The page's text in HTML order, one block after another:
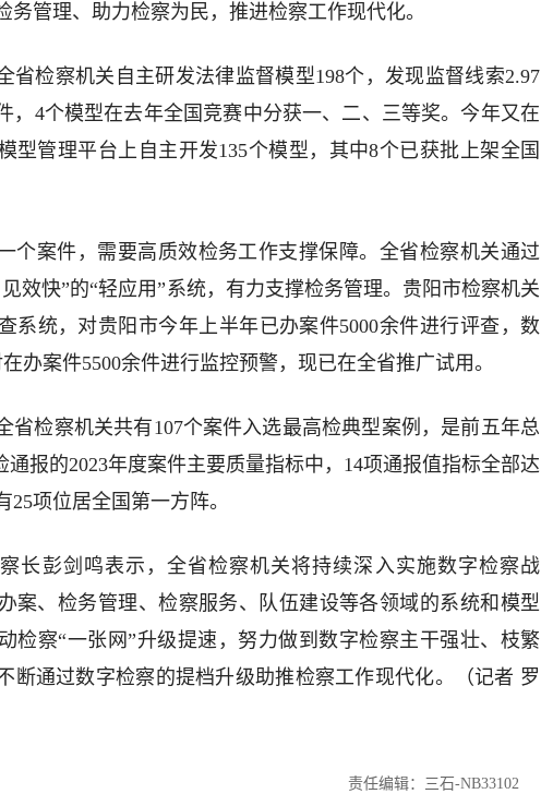
务管理、助力检察为民，推进检察工作现代化。
省检察机关自主研发法律监督模型198个，发现监督线索2.97
，4个模型在去年全国竞赛中分获一、二、三等奖。今年又在
型管理平台上自主开发135个模型，其中8个已获批上架全国
个案件，需要高质效检务工作支撑保障。全省检察机关通过
效快”的“轻应用”系统，有力支撑检务管理。贵阳市检察机关
系统，对贵阳市今年上半年已办案件5000余件进行评查，数
办案件5500余件进行监控预警，现已在全省推广试用。
省检察机关共有107个案件入选最高检典型案例，是前五年总
通报的2023年度案件主要质量指标中，14项通报值指标全部达
25项位居全国第一方阵。
长彭剑鸣表示，全省检察机关将持续深入实施数字检察战
案、检务管理、检察服务、队伍建设等各领域的系统和模型
检察“一张网”升级提速，努力做到数字检察主干强壮、枝繁
断通过数字检察的提档升级助推检察工作现代化。（记者 罗
责任编辑：三石-NB33102